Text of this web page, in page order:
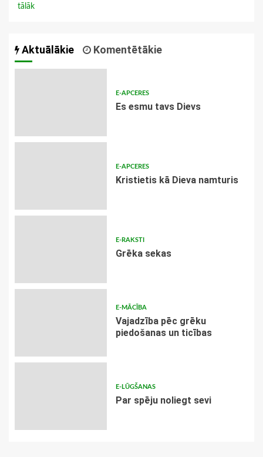
tālāk
Aktuālākie Komentētākie
E-APCERES
Es esmu tavs Dievs
E-APCERES
Kristietis kā Dieva namturis
E-RAKSTI
Grēka sekas
E-MĀCĪBA
Vajadzība pēc grēku
piedošanas un ticības
E-LŪGŠANAS
Par spēju noliegt sevi